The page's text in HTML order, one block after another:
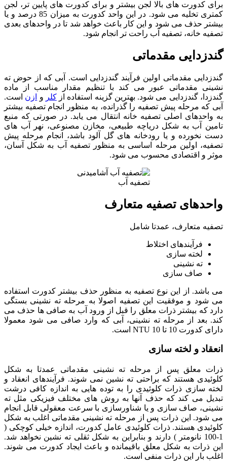
برای کدورت های بالا لجن بیشتر و برای کدورت های پایین تر، لجن
کمتری تخلیه می شود. در این واحد کدورت به میزان 85 درصد و یا
بیشتر حذف می شود و این کار باعث خواهد شد تا در واحدهای بعدی
تصفیه خانه، تصفیه آب راحت تر انجام شود.
گندزدایی مقدماتی
گندزدایی مقدماتی اولین فرآیند گندزدایی است. آبی که از حوض ته
نشینی مقدماتی عبور می کند با تنظیم مقدار مناسب از ماده
گندزدا، گندزدایی می شود. بهترین گزینه استفاده ازکلر و ازن است.
آبی که مرحله پیش تصفیه را گذرانده، به منظور انجام تصفیه بیشتر
به واحدهای اصلی تصفیه خانه انتقال می یابد. در صورتی که منبع
تامین آب به شکل دریاچه طبیعی، مخازن مصنوعی، نهر آب های
دست نخورده و یا رودخانه های گل آلود باشد، انجام مرحله پیش
تصفیه، اولین مرحله اساسی به منظور تصفیه آب به شکل آسان،
موثر و اقتصادی محسوب می شود.
تصفیه آب
واحدهای تصفیه متعارف
تصفیه متعارف، عمدتا شامل
فرآیندهای اختلاط
لخته سازی
ته نشینی
صاف سازی
می باشد. از این نوع تصفیه به منظور حذف بیشتر کدورت استفاده
می شود و موفقیت این تصفیه اصولا به مرحله ته نشینی بستگی
دارد که بیشتر ذرات معلق را قبل از ورود آب به صافی ها حذف می
کند. بعد از مرحله ته نشینی، آبی که وارد صافی می شود معمولا
دارای کدورت 10 تا 10 NTU است.
انعقاد و لخته سازی
ذرات معلق پس از مرحله ته نشینی مقدماتی عمدتا به شکل
کلوئیدی هستند که براحتی ته نشین نمی شوند. فرآیندهای انعقاد و
لخته سازی ذرات کلوئیدی را به توده هایی به اندازه کافی درشت
تبدیل می کند که حذف آنها به روش های مختلف فیزیکی مثل ته
نشینی، صاف سازی و یا شناورسازی با سرعت معقولی قابل انجام
می شود. این ذرات پس از مرحله ته نشینی مقدماتی اغلب به شکل
کلوئیدی هستند. ذرات کلوئیدی عامل کدورت، اندازه خیلی کوچکی (
1-100 نانومتر ) دارند و بنابراین به شکل ثقلی ته نشین نخواهد شد.
این ذرات به شکل معلق باقیمانده و باعث ایجاد کدورت می شوند.
اغلب بار این ذرات منفی است.